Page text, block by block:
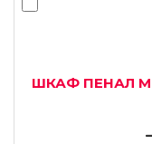
ШКАФ ПЕНАЛ